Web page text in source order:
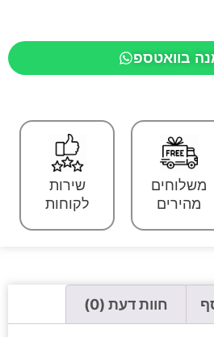
בוואטספ
משלוחים
מהירים
שירות
לקוחות
חוות דעת (0)